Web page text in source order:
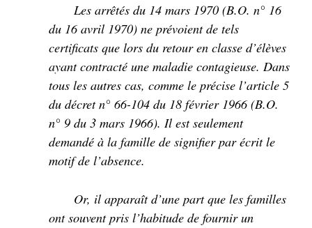
Les arrêtés du 14 mars 1970 (B.O. n° 16
du 16 avril 1970) ne prévoient de tels
certificats que lors du retour en classe d’élèves
ayant contracté une maladie contagieuse. Dans
tous les autres cas, comme le précise l’article 5
du décret n° 66-104 du 18 février 1966 (B.O.
n° 9 du 3 mars 1966). Il est seulement
demandé à la famille de signifier par écrit le
motif de l’absence.
Or, il apparaît d’une part que les familles
ont souvent pris l’habitude de fournir un